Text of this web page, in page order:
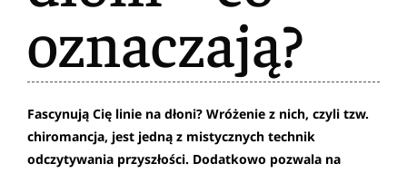
oznaczają?
Fascynują Cię linie na dłoni? Wróżenie z nich, czyli tzw.
chiromancja, jest jedną z mistycznych technik
odczytywania przyszłości. Dodatkowo pozwala na